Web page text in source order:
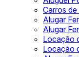
Carros
Alugar
Alugar
Locação
Locação